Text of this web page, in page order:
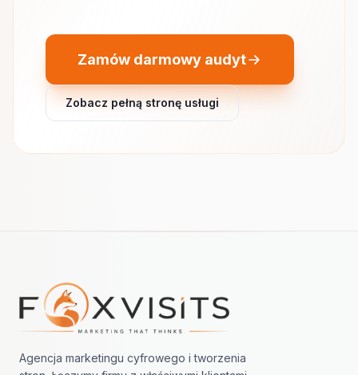
Zamów darmowy audyt
Zobacz pełną stronę usługi
Nawigacja w stopce
Agencja marketingu cyfrowego i tworzenia